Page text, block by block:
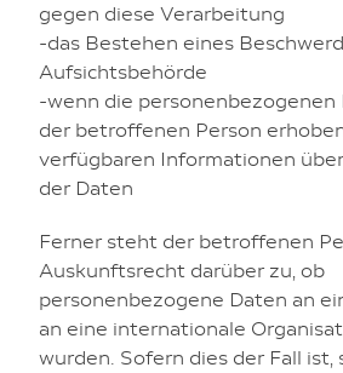
gegen diese Verarbeitung
-das Bestehen eines
Aufsichtsbehörde
-wenn die personenbezogenen
der betroffenen Person
verfügbaren Informationen
der Daten
Ferner steht der betroffenen
Auskunftsrecht darüber zu, ob
personenbezogene Daten an
an eine internationale
wurden. Sofern dies der Fall ist,